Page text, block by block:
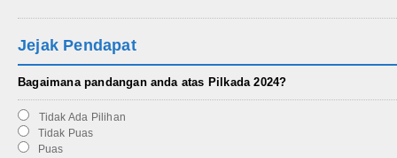
Jejak Pendapat
Bagaimana pandangan anda atas Pilkada 2024?
Tidak Ada Pilihan
Tidak Puas
Puas